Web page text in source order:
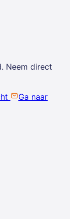
Neem direct
Ga naar